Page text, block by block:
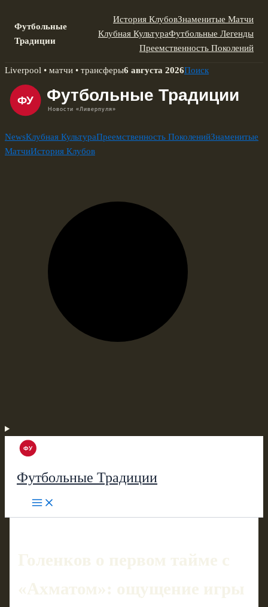
Футбольные
Традиции
История КлубовЗнаменитые Матчи
Клубная КультураФутбольные Легенды
Преемственность Поколений
Skip
content
Liverpool • матчи • трансферы6 августа 2026Поиск
NewsКлубная КультураПреемственность ПоколенийЗнаменитые
МатчиИстория Клубов
Футбольные Традиции
Голенков о первом тайме с
«Ахматом»: ощущение игры